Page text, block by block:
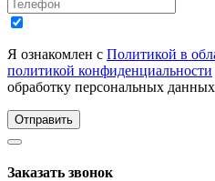
Я ознакомлен с Политикой в
политикой конфиденциальности
обработку персональных
Отправить
Заказать звонок